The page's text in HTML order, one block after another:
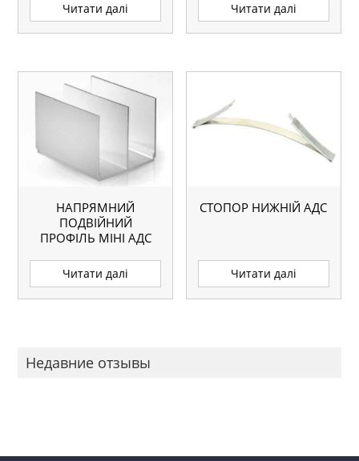
Читати далі Читати далі
НАПРЯМНИЙ
ПОДВІЙНИЙ
ПРОФІЛЬ МІНІ АДС
Читати далі
СТОПОР НИЖНІЙ АДС
Читати далі
Недавние отзывы